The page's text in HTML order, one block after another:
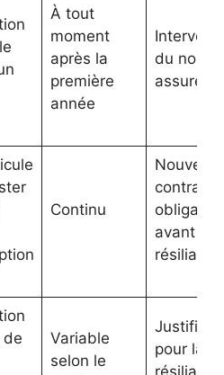
À tout
moment
après la
première
année
du
assureur
Continu
Nouveau
contrat
avant
résiliation
de
Variable
selon le
pour la
résiliation